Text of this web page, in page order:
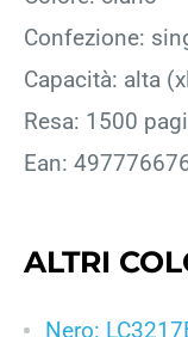
Confezione:
Capacità: alta
Resa: 1500
Ean:
ALTRI
Nero: